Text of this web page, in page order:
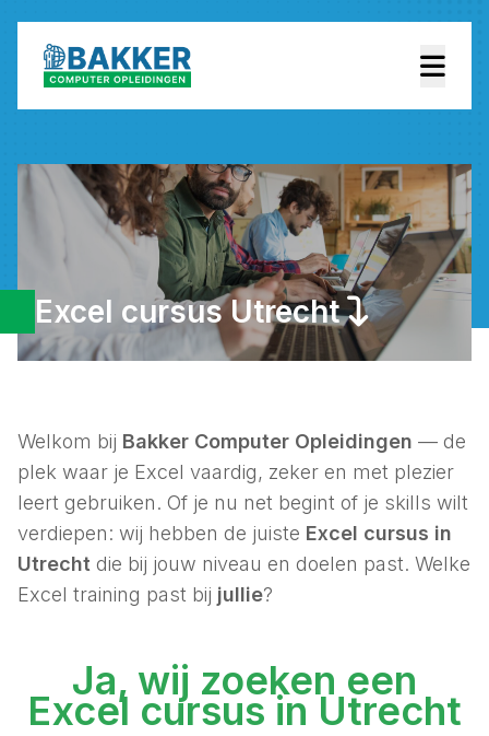
Excel cursus Utrecht
Welkom bij Bakker Computer Opleidingen — de
plek waar je Excel vaardig, zeker en met plezier
leert gebruiken. Of je nu net begint of je skills wilt
verdiepen: wij hebben de juiste Excel cursus in
Utrecht die bij jouw niveau en doelen past. Welke
Excel training past bij jullie?
Ja, wij zoeken een
Excel cursus in Utrecht